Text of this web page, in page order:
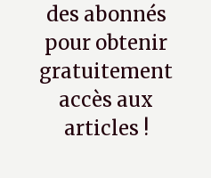
des abonnés
pour obtenir
gratuitement
accès aux
articles !